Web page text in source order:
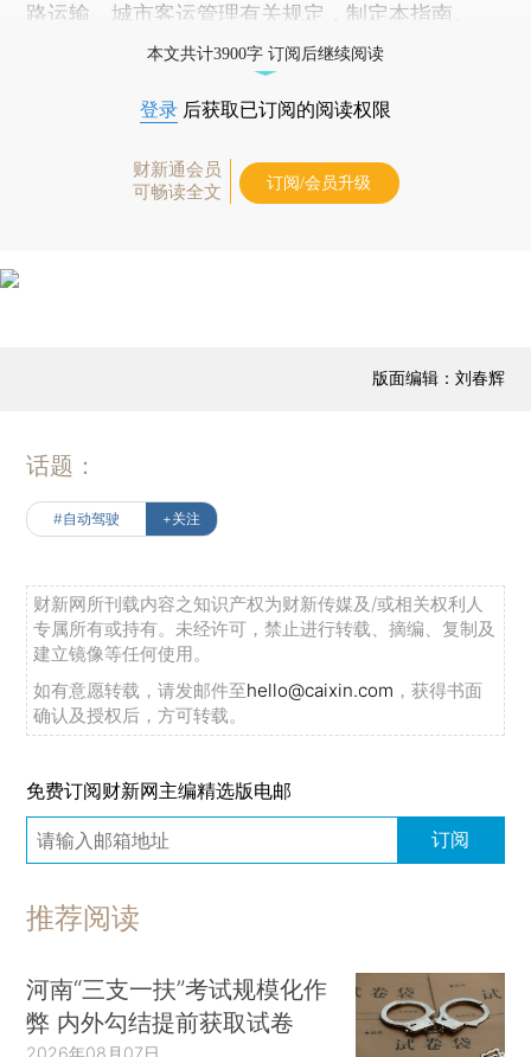
路运输、城市客运管理有关规定，制定本指南。
本文共计3900字 订阅后继续阅读
登录 后获取已订阅的阅读权限
财新通会员
可畅读全文
订阅/会员升级
版面编辑：刘春辉
话题：
#自动驾驶 +关注
财新网所刊载内容之知识产权为财新传媒及/或相关权利人
专属所有或持有。未经许可，禁止进行转载、摘编、复制及
建立镜像等任何使用。
如有意愿转载，请发邮件至hello@caixin.com ，获得书面
确认及授权后，方可转载。
免费订阅财新网主编精选版电邮
订阅
推荐阅读
河南“三支一扶”考试规模化作
弊 内外勾结提前获取试卷
2026年08月07日